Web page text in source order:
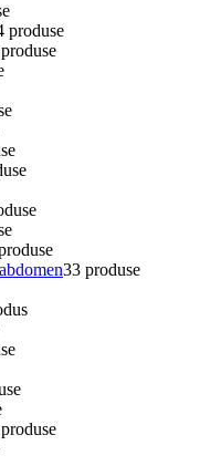
produse
33 produse